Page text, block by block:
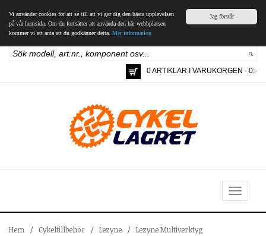
Jag förstår
Vi använder cookies för att se till att vi ger dig den bästa upplevelsen
på vår hemsida. Om du fortsätter att använda den här webbplatsen
kommer vi att anta att du godkänner detta. Mer information
0 ARTIKLAR I VARUKORGEN - 0:-
Toggle
navigation
Hem / Cykeltillbehör / Lezyne / Lezyne Multiverktyg